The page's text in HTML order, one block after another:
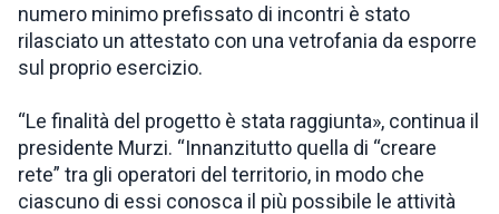
numero minimo prefissato di incontri è stato
rilasciato un attestato con una vetrofania da esporre
sul proprio esercizio.
“Le finalità del progetto è stata raggiunta», continua il
presidente Murzi. “Innanzitutto quella di “creare
rete” tra gli operatori del territorio, in modo che
ciascuno di essi conosca il più possibile le attività